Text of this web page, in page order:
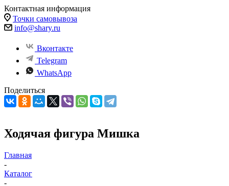
Контактная информация
Точки самовывоза
info@shary.ru
Вконтакте
Telegram
WhatsApp
Поделиться
Ходячая фигура Мишка
Главная
-
Каталог
-